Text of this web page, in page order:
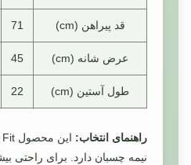
قد پیراهن (cm) 71
عرض شانه (cm) 45
طول آستین (cm) 22
راهنمای انتخاب:
نیمه چسبان دارد. برای راحتی